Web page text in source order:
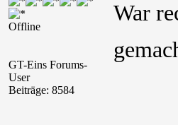
Offline
GT-Eins Forums-
User
Beiträge: 8584
War